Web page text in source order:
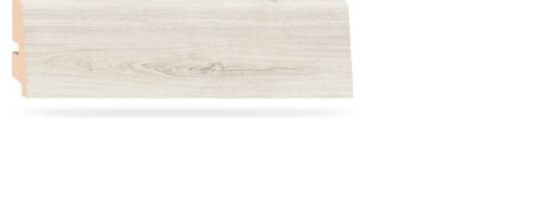
избранное сравнить